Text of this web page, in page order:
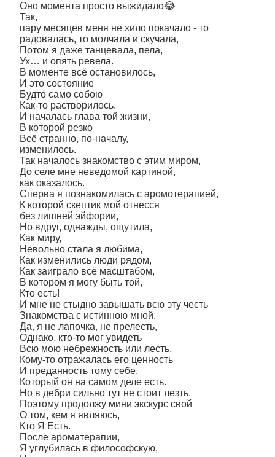
Оно момента просто выжидало😂
Так,
пару месяцев меня не хило покачало - то
радовалась, то молчала и скучала,
Потом я даже танцевала, пела,
Ух… и опять ревела.
В моменте всё остановилось,
И это состояние
Будто само собою
Как-то растворилось.
И началась глава той жизни,
В которой резко
Всё странно, по-началу,
изменилось.
Так началось знакомство с этим миром,
До селе мне неведомой картиной,
как оказалось.
Сперва я познакомилась с аромотерапией,
К которой скептик мой отнесся
без лишней эйфории,
Но вдруг, однажды, ощутила,
Как миру,
Невольно стала я любима,
Как изменились люди рядом,
Как заиграло всё масштабом,
В котором я могу быть той,
Кто есть!
И мне не стыдно завышать всю эту честь
Знакомства с истинною мной.
Да, я не лапочка, не прелесть,
Однако, кто-то мог увидеть
Всю мою небрежность или лесть,
Кому-то отражалась его ценность
И преданность тому себе,
Который он на самом деле есть.
Но в дебри сильно тут не стоит лезть,
Поэтому продолжу мини экскурс свой
О том, кем я являюсь,
Кто Я Есть.
После ароматерапии,
Я углубилась в философскую,